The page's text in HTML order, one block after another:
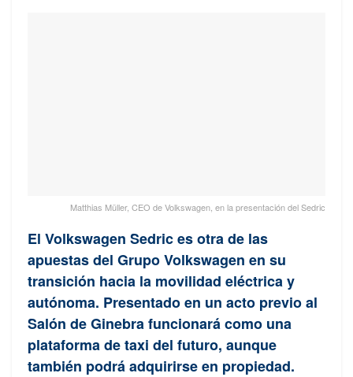
Matthias Müller, CEO de Volkswagen, en la presentación del Sedric
El Volkswagen Sedric es otra de las
apuestas del Grupo Volkswagen en su
transición hacia la movilidad eléctrica y
autónoma. Presentado en un acto previo al
Salón de Ginebra funcionará como una
plataforma de taxi del futuro, aunque
también podrá adquirirse en propiedad.